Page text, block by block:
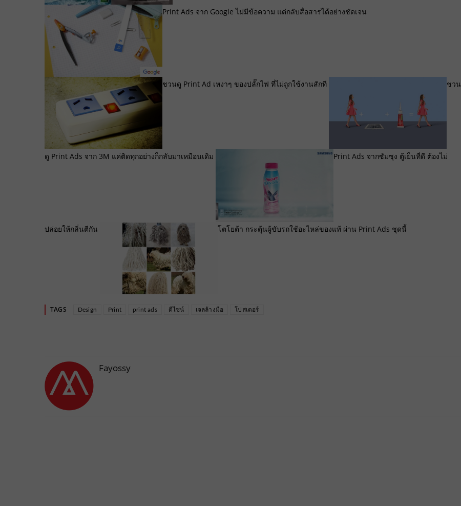
Print Ads จาก Google ไม่มีข้อความ แต่กลับสื่อสารได้อย่างชัดเจน
ชวนดู Print Ad เหงาๆ ของปลั๊กไฟ ที่ไม่ถูกใช้งานสักที ชวน
ดู Print Ads จาก 3M แค่ติดทุกอย่างก็กลับมาเหมือนเดิม Print Ads จากซัมซุง ตู้เย็นที่ดี ต้องไม่
ปล่อยให้กลิ่นตีกัน โตโยต้า กระตุ้นผู้ขับรถใช้อะไหล่ของแท้ ผ่าน Print Ads ชุดนี้
TAGS Design Print print ads ดีไซน์ เจลล้างมือ โปสเตอร์
Fayossy